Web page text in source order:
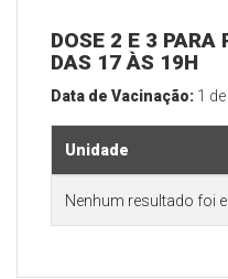
DOSE 2 E 3
DAS 17 ÀS 19H
Data de Vacinação: 1
Unidade
Nenhum resultado foi